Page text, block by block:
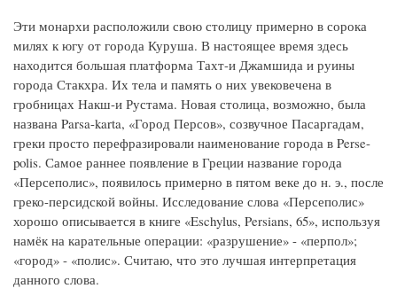
Эти монархи расположили свою столицу примерно в сорока
милях к югу от города Куруша. В настоящее время здесь
находится большая платформа Тахт-и Джамшида и руины
города Стакхра. Их тела и память о них увековечена в
гробницах Накш-и Рустама. Новая столица, возможно, была
названа Parsa-karta, «Город Персов», созвучное Пасаргадам,
греки просто перефразировали наименование города в Perse-
polis. Самое раннее появление в Греции название города
«Персеполис», появилось примерно в пятом веке до н. э., после
греко-персидской войны. Исследование слова «Персеполис»
хорошо описывается в книге «Eschylus, Persians, 65», используя
намёк на карательные операции: «разрушение» - «перпол»;
«город» - «полис». Считаю, что это лучшая интерпретация
данного слова.